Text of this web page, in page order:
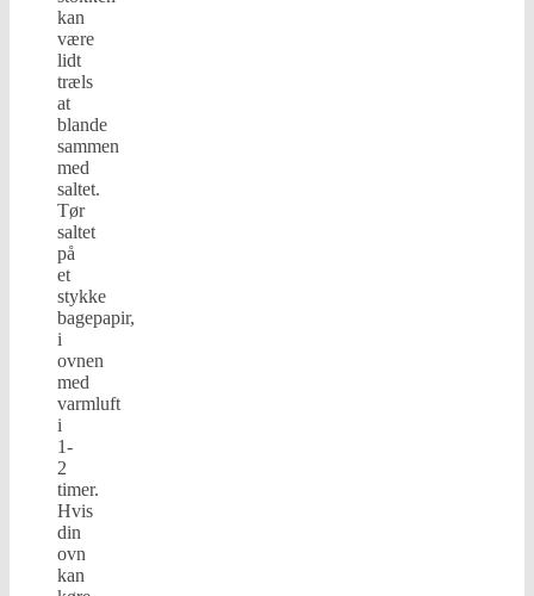
kan
være
lidt
træls
at
blande
sammen
med
saltet.
Tør
saltet
på
et
stykke
bagepapir,
i
ovnen
med
varmluft
i
1-
2
timer.
Hvis
din
ovn
kan